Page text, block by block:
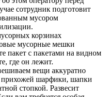
сотрудник подготовит
мусором
корзинах
мусорные мешки
пакет с пакетами на видном
где он лежит.
вещи аккуратно
прихожей шарфики, шапки
стопкой. Развесит